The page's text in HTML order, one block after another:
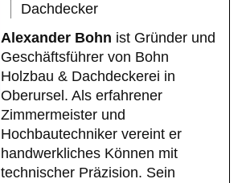
Dachdecker
Alexander Bohn ist Gründer und
Geschäftsführer von Bohn
Holzbau & Dachdeckerei in
Oberursel. Als erfahrener
Zimmermeister und
Hochbautechniker vereint er
handwerkliches Können mit
technischer Präzision. Sein